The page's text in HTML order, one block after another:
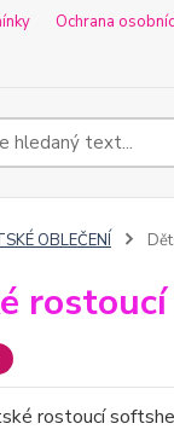
Ochrana
OBLEČENÍ